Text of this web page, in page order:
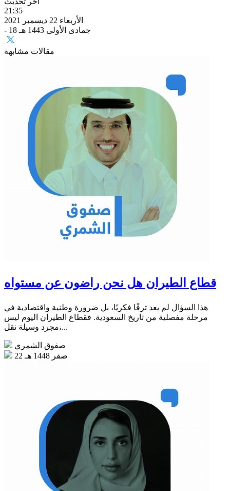
21:35
الأربعاء 22 ديسمبر 2021
- 18 جمادى الأولى 1443 هـ
مقالات مشابهة
قطاع الطيران هل نحن راضون عن مستواه
هذا السؤال لم يعد ترفًا فكريًا، بل ضرورة وطنية واقتصادية في
مرحلة مفصلية من تاريخ السعودية. فقطاع الطيران اليوم ليس
مجرد وسيلة نقل،...
صفوق الشمري
22 صفر 1448 هـ